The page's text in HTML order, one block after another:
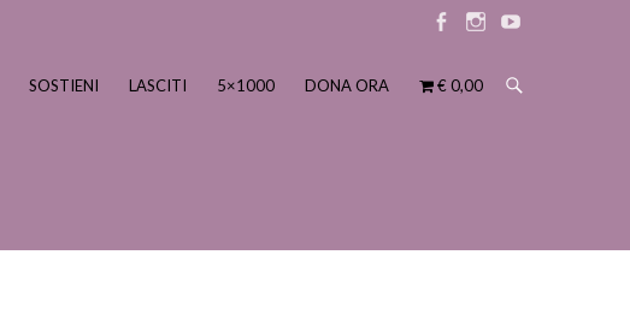
ElementoElemento
SOSTIENI LASCITI 5×1000 DONA ORA € 0,00